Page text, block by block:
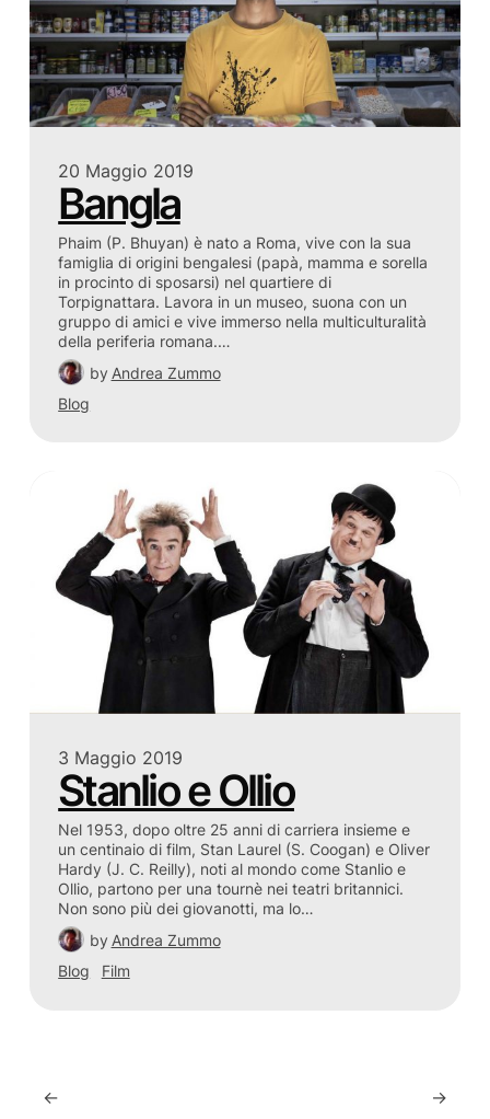
20 Maggio 2019
Bangla
Phaim (P. Bhuyan) è nato a Roma, vive con la sua
famiglia di origini bengalesi (papà, mamma e sorella
in procinto di sposarsi) nel quartiere di
Torpignattara. Lavora in un museo, suona con un
gruppo di amici e vive immerso nella multiculturalità
della periferia romana.…
by Andrea Zummo
Blog
3 Maggio 2019
Stanlio e Ollio
Nel 1953, dopo oltre 25 anni di carriera insieme e
un centinaio di film, Stan Laurel (S. Coogan) e Oliver
Hardy (J. C. Reilly), noti al mondo come Stanlio e
Ollio, partono per una tournè nei teatri britannici.
Non sono più dei giovanotti, ma lo…
by Andrea Zummo
Blog
Film
← →